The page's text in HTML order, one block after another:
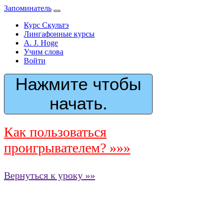
Запоминатель
Курс Скультэ
Лингафонные курсы
A. J. Hoge
Учим слова
Войти
Нажмите чтобы
начать.
Как пользоваться
проигрывателем? »»»
Вернуться к уроку »»